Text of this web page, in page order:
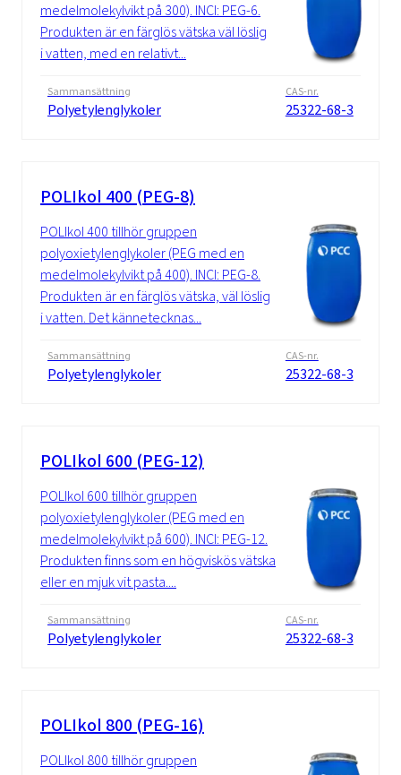
medelmolekylvikt på 300). INCI: PEG-6.
Produkten är en färglös vätska väl löslig
i vatten, med en relativt...
Sammansättning
Polyetylenglykoler
CAS-nr.
25322-68-3
POLIkol 400 (PEG-8)
POLIkol 400 tillhör gruppen
polyoxietylenglykoler (PEG med en
medelmolekylvikt på 400). INCI: PEG-8.
Produkten är en färglös vätska, väl löslig
i vatten. Det kännetecknas...
Sammansättning
Polyetylenglykoler
CAS-nr.
25322-68-3
POLIkol 600 (PEG-12)
POLIkol 600 tillhör gruppen
polyoxietylenglykoler (PEG med en
medelmolekylvikt på 600). INCI: PEG-12.
Produkten finns som en högviskös vätska
eller en mjuk vit pasta....
Sammansättning
Polyetylenglykoler
CAS-nr.
25322-68-3
POLIkol 800 (PEG-16)
POLIkol 800 tillhör gruppen